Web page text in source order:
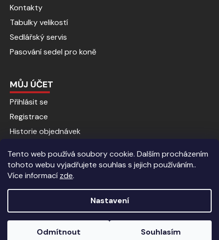
Tento web používá soubory cookie. Dalším procházením
tohoto webu vyjadřujete souhlas s jejich používáním..
Více informací zde.
Nastavení
Odmítnout Souhlasím
Kontakty
Tabulky velikostí
Sedlářský servis
Pasování sedel pro koně
MŮJ ÚČET
Přihlásit se
Registrace
Historie objednávek
Vytvořil Shoptet
Anque Media